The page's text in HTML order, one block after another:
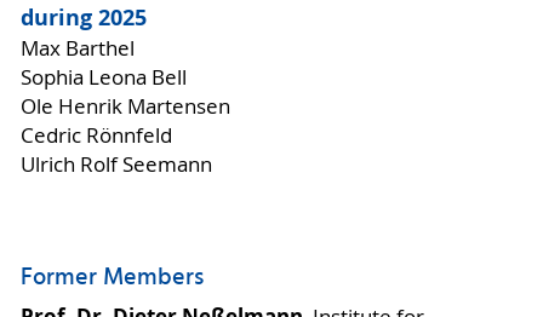
during 2025
Max Barthel
Sophia Leona Bell
Ole Henrik Martensen
Cedric Rönnfeld
Ulrich Rolf Seemann
Former Members